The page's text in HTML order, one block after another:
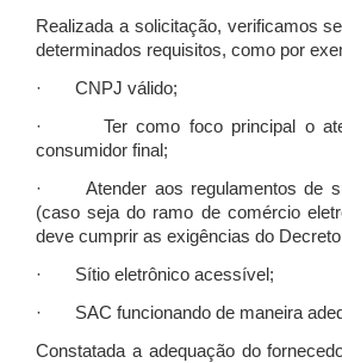
Realizada a solicitação, verificamos
determinados requisitos, como por
· CNPJ válido;
· Ter como foco principal o
consumidor final;
· Atender aos regulamentos de
(caso seja do ramo de comércio
deve cumprir as exigências do Decreto
· Sítio eletrônico acessível;
· SAC funcionando de maneira
Constatada a adequação do